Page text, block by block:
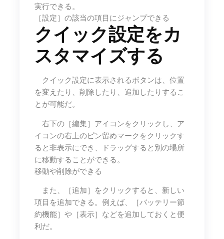
実行できる。
［設定］の該当の項目にジャンプできる
クイック設定をカ
スタマイズする
クイック設定に表示されるボタンは、位置
を変えたり、削除したり、追加したりするこ
とが可能だ。
右下の［編集］アイコンをクリックし、ア
イコンの右上のピン留めマークをクリックす
ると非表示にでき、ドラッグすると別の場所
に移動することができる。
移動や削除ができる
また、［追加］をクリックすると、新しい
項目を追加できる。例えば、［バッテリー節
約機能］や［表示］などを追加しておくと便
利だ。